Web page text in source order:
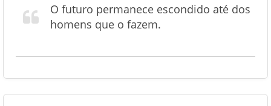
O futuro permanece escondido até dos
homens que o fazem.